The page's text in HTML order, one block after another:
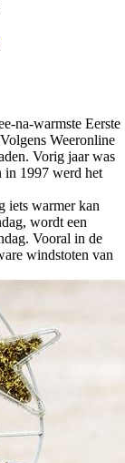
na-warmste Eerste
Weeronline
Vorig jaar was
in 1997 werd het
iets warmer kan
wordt een
Vooral in de
windstoten van